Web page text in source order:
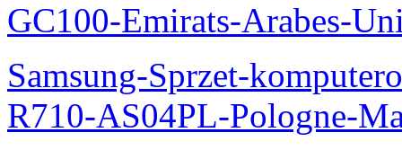
GC100-Emirats-Arabes-
Samsung-Sprzet-
R710-AS04PL-Pologne-